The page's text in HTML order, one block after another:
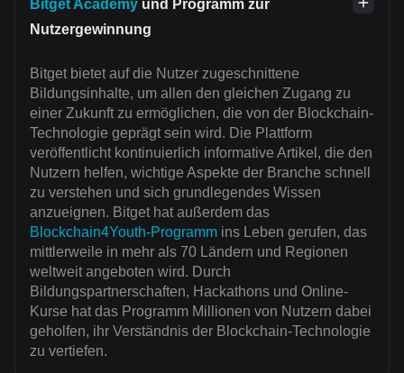
Bitget Academy und Programm zur
Nutzergewinnung
Bitget bietet auf die Nutzer zugeschnittene
Bildungsinhalte, um allen den gleichen Zugang zu
einer Zukunft zu ermöglichen, die von der Blockchain-
Technologie geprägt sein wird. Die Plattform
veröffentlicht kontinuierlich informative Artikel, die den
Nutzern helfen, wichtige Aspekte der Branche schnell
zu verstehen und sich grundlegendes Wissen
anzueignen. Bitget hat außerdem das
Blockchain4Youth-Programm ins Leben gerufen, das
mittlerweile in mehr als 70 Ländern und Regionen
weltweit angeboten wird. Durch
Bildungspartnerschaften, Hackathons und Online-
Kurse hat das Programm Millionen von Nutzern dabei
geholfen, ihr Verständnis der Blockchain-Technologie
zu vertiefen.